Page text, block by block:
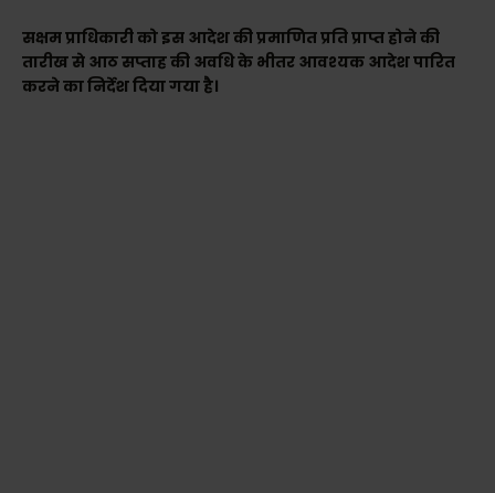
सक्षम प्राधिकारी को इस आदेश की प्रमाणित प्रति प्राप्त होने की
तारीख से आठ सप्ताह की अवधि के भीतर आवश्यक आदेश पारित
करने का निर्देश दिया गया है।